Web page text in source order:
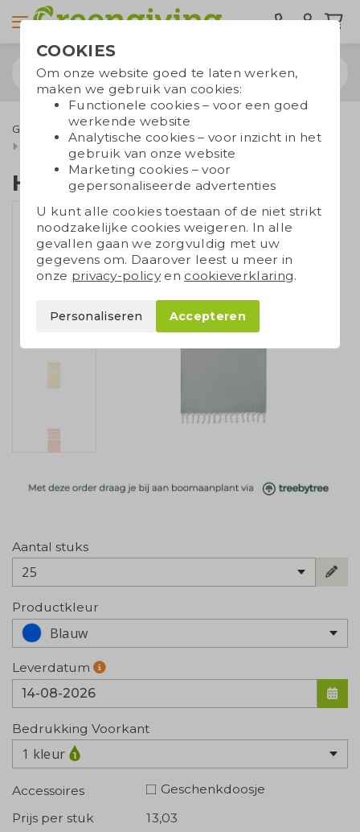
Geefmomenten Seizoensgeschenken
Hamam strandlaken
Hamam strandlaken
Aantal stuks
25
Productkleur
Blauw
Leverdatum
Bedrukking Voorkant
1 kleur
Accessoires
Geschenkdoosje
Prijs per stuk
13,03
COOKIES
Om onze website goed te laten werken,
maken we gebruik van cookies:
Functionele cookies – voor een goed
werkende website
Analytische cookies – voor inzicht in het
gebruik van onze website
Marketing cookies – voor
gepersonaliseerde advertenties
U kunt alle cookies toestaan of de niet strikt
noodzakelijke cookies weigeren. In alle
gevallen gaan we zorgvuldig met uw
gegevens om. Daarover leest u meer in
onze privacy-policyen cookieverklaring.
Personaliseren Accepteren